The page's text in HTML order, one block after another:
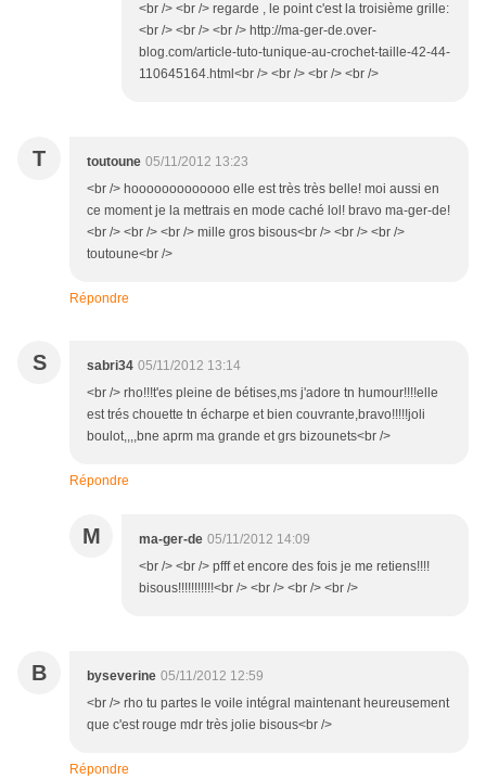
<br /> <br /> regarde , le point c'est la troisième grille:
<br /> <br /> <br /> http://ma-ger-de.over-
blog.com/article-tuto-tunique-au-crochet-taille-42-44-
110645164.html<br /> <br /> <br /> <br />
T toutoune 05/11/2012 13:23
<br /> hooooooooooooo elle est très très belle! moi aussi en
ce moment je la mettrais en mode caché lol! bravo ma-ger-de!
<br /> <br /> <br /> mille gros bisous<br /> <br /> <br />
toutoune<br />
Répondre
S sabri34 05/11/2012 13:14
<br /> rho!!!t'es pleine de bétises,ms j'adore tn humour!!!!elle
est trés chouette tn écharpe et bien couvrante,bravo!!!!!joli
boulot,,,,bne aprm ma grande et grs bizounets<br />
Répondre
M ma-ger-de 05/11/2012 14:09
<br /> <br /> pfff et encore des fois je me retiens!!!!
bisous!!!!!!!!!!!<br /> <br /> <br /> <br />
B byseverine 05/11/2012 12:59
<br /> rho tu partes le voile intégral maintenant heureusement
que c'est rouge mdr très jolie bisous<br />
Répondre